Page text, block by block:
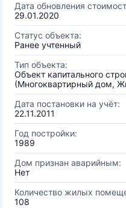
Дата обновления
29.01.2020
Статус объекта:
Ранее учтенный
Тип объекта:
Объект капитального
(Многоквартирный дом,
Дата постановки на учёт:
22.11.2011
Год постройки:
1989
Дом признан аварийным:
Нет
Количество жилых
108